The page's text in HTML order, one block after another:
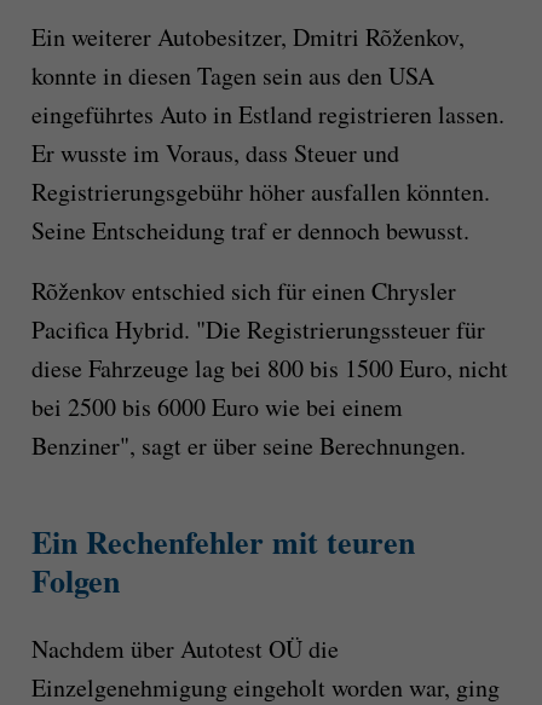
Ein weiterer Autobesitzer, Dmitri Rõženkov,
konnte in diesen Tagen sein aus den USA
eingeführtes Auto in Estland registrieren lassen.
Er wusste im Voraus, dass Steuer und
Registrierungsgebühr höher ausfallen könnten.
Seine Entscheidung traf er dennoch bewusst.
Rõženkov entschied sich für einen Chrysler
Pacifica Hybrid. "Die Registrierungssteuer für
diese Fahrzeuge lag bei 800 bis 1500 Euro, nicht
bei 2500 bis 6000 Euro wie bei einem
Benziner", sagt er über seine Berechnungen.
Ein Rechenfehler mit teuren
Folgen
Nachdem über Autotest OÜ die
Einzelgenehmigung eingeholt worden war, ging